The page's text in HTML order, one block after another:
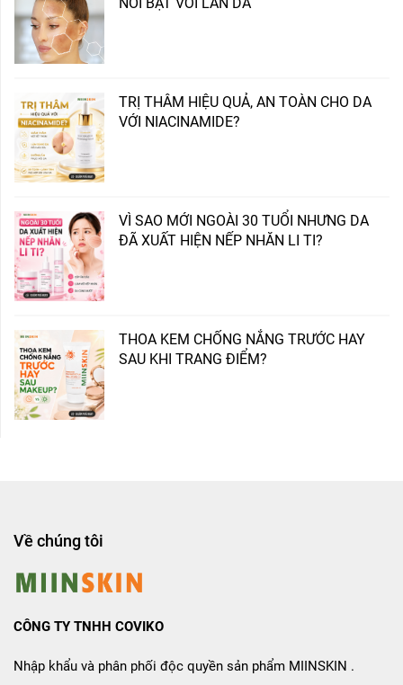
TRỊ THÂM HIỆU QUẢ, AN TOÀN CHO DA
VỚI NIACINAMIDE?
VÌ SAO MỚI NGOÀI 30 TUỔI NHƯNG DA
ĐÃ XUẤT HIỆN NẾP NHĂN LI TI?
THOA KEM CHỐNG NẮNG TRƯỚC HAY
SAU KHI TRANG ĐIỂM?
Về chúng tôi
CÔNG TY TNHH COVIKO
Nhập khẩu và phân phối độc quyền sản phẩm MIINSKIN .